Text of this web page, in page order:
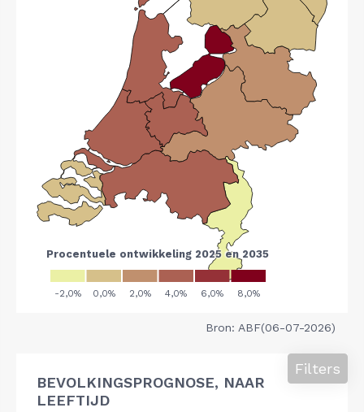
Bron: ABF(06-07-2026)
BEVOLKINGSPROGNOSE, NAAR
LEEFTIJD
Filters